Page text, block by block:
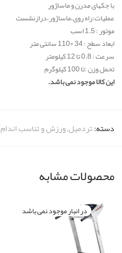
با جکهای مدرن و ماساژور
عملیات:راه روی،ماساژور،درازنشست
موتور : 1.5 اسب
ابعاد سطح : 34 ×110 سانتی متر
سرعت : 0.8 تا 12 كیلومتر
تحمل وزن :تا 100 كیلوگرم
این کالا موجود نمی باشد.
دسته:تردمیل,ورزش و تناسب اندام
محصولات مشابه